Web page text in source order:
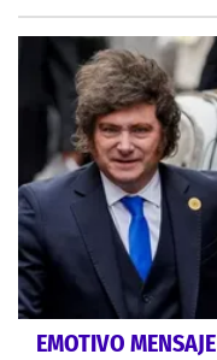
EMOTIVO MENSAJE